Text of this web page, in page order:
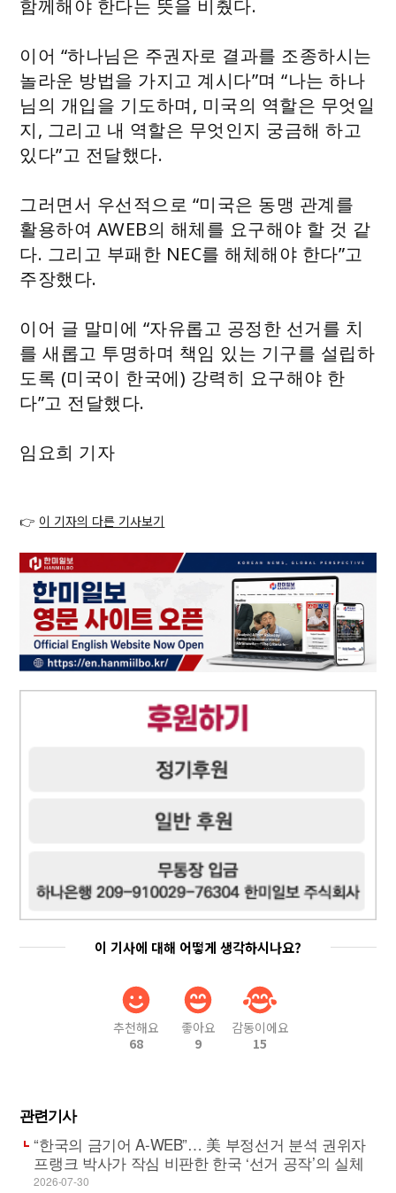
함께해야 한다는 뜻을 비췄다.
이어 “하나님은 주권자로 결과를 조종하시는
놀라운 방법을 가지고 계시다”며 “나는 하나
님의 개입을 기도하며, 미국의 역할은 무엇일
지, 그리고 내 역할은 무엇인지 궁금해 하고
있다”고 전달했다.
그러면서 우선적으로 “미국은 동맹 관계를
활용하여 AWEB의 해체를 요구해야 할 것 같
다. 그리고 부패한 NEC를 해체해야 한다”고
주장했다.
이어 글 말미에 “자유롭고 공정한 선거를 치
를 새롭고 투명하며 책임 있는 기구를 설립하
도록 (미국이 한국에) 강력히 요구해야 한
다”고 전달했다.
임요희 기자
👉 이 기자의 다른 기사보기
이 기사에 대해 어떻게 생각하시나요?
추천해요
68
좋아요
9
감동이에요
15
관련기사
“한국의 금기어 A-WEB”… 美 부정선거 분석 권위자
프랭크 박사가 작심 비판한 한국 ‘선거 공작’의 실체
2026-07-30